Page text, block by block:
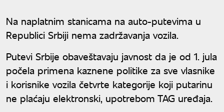
Na naplatnim stanicama na auto-putevima u
Republici Srbiji nema zadržavanja vozila.
Putevi Srbije obaveštavaju javnost da je od 1. jula
počela primena kaznene politike za sve vlasnike
i korisnike vozila četvrte kategorije koji putarinu
ne plaćaju elektronski, upotrebom TAG uređaja.